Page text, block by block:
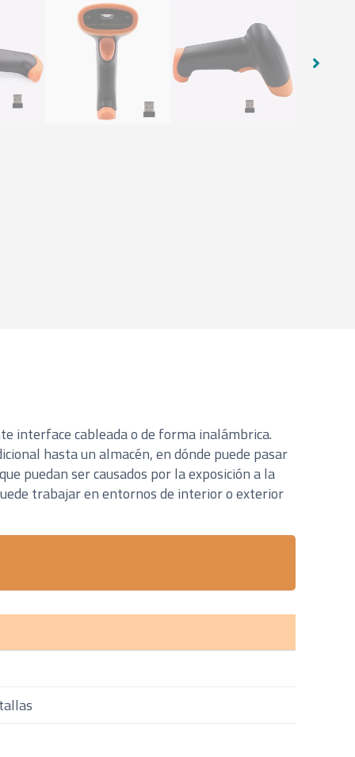
interface cableada o de forma inalámbrica.
hasta un almacén, en dónde puede pasar
puedan ser causados por la exposición a la
trabajar en entornos de interior o exterior